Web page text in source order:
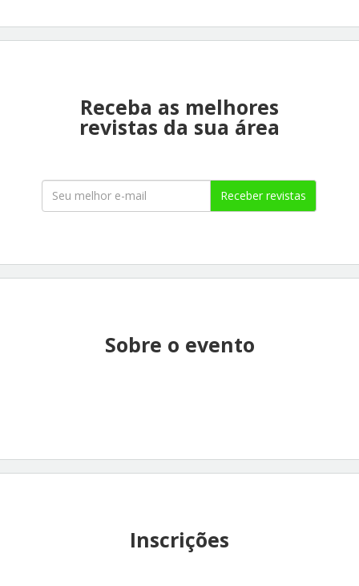
Receba as melhores
revistas da sua área
Receber revistas
Sobre o evento
Inscrições